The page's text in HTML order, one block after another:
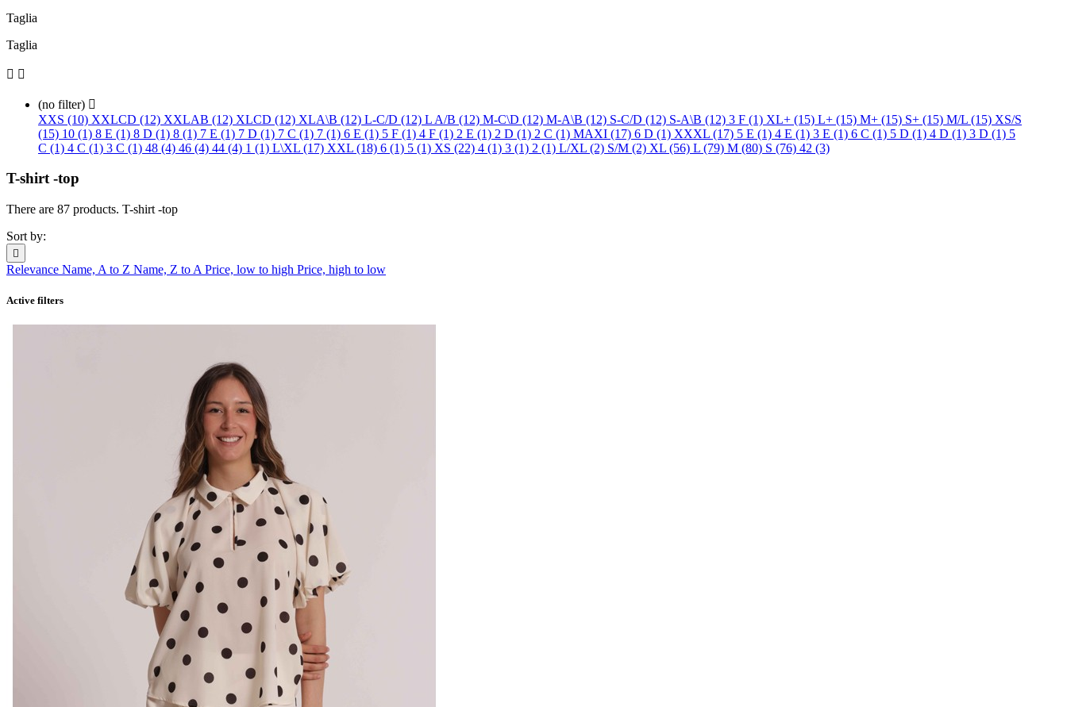
Taglia
Taglia
 
(no filter) 
XXS (10) XXLCD (12) XXLAB (12) XLCD (12) XLA\B (12) L-C/D (12) L A/B (12) M-C\D (12) M-A\B (12) S-C/D (12) S-A\B (12) 3 F (1) XL+ (15) L+ (15) M+ (15) S+ (15) M/L (15) XS/S
(15) 10 (1) 8 E (1) 8 D (1) 8 (1) 7 E (1) 7 D (1) 7 C (1) 7 (1) 6 E (1) 5 F (1) 4 F (1) 2 E (1) 2 D (1) 2 C (1) MAXI (17) 6 D (1) XXXL (17) 5 E (1) 4 E (1) 3 E (1) 6 C (1) 5 D (1) 4 D (1) 3 D (1) 5
C (1) 4 C (1) 3 C (1) 48 (4) 46 (4) 44 (4) 1 (1) L\XL (17) XXL (18) 6 (1) 5 (1) XS (22) 4 (1) 3 (1) 2 (1) L/XL (2) S/M (2) XL (56) L (79) M (80) S (76) 42 (3)
T-shirt -top
There are 87 products. T-shirt -top
Sort by:

Relevance Name, A to Z Name, Z to A Price, low to high Price, high to low
Active filters